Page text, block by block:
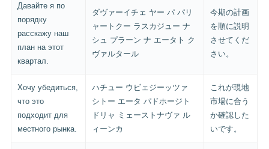
Давайте я по
порядку
расскажу наш
план на этот
квартал.
ダヴァーイチェ ヤー パ パリ
ャートクー ラスカジュー ナ
シュ プラーン ナ エータト ク
ヴァルタール
今期の計画
を順に説明
させてくだ
さい。
Хочу убедиться,
что это
подходит для
местного рынка.
ハチュー ウビェジーッツァ
シトー エータ パドホージト
ドリャ ミェーストナヴァ ル
ィーンカ
これが現地
市場に合う
か確認した
いです。